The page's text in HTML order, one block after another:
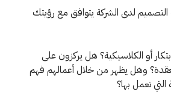
التصميم لدى الشركة يتوافق مع رؤيتك
أو الكلاسيكية؟ هل يركزون على
وهل يظهر من خلال أعمالهم فهم
تعمل بها؟